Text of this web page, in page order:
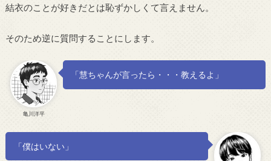
結衣のことが好きだとは恥ずかしくて言えません。
そのため逆に質問することにします。
亀川洋平
「慧ちゃんが言ったら・・・教えるよ」
「僕はいない」